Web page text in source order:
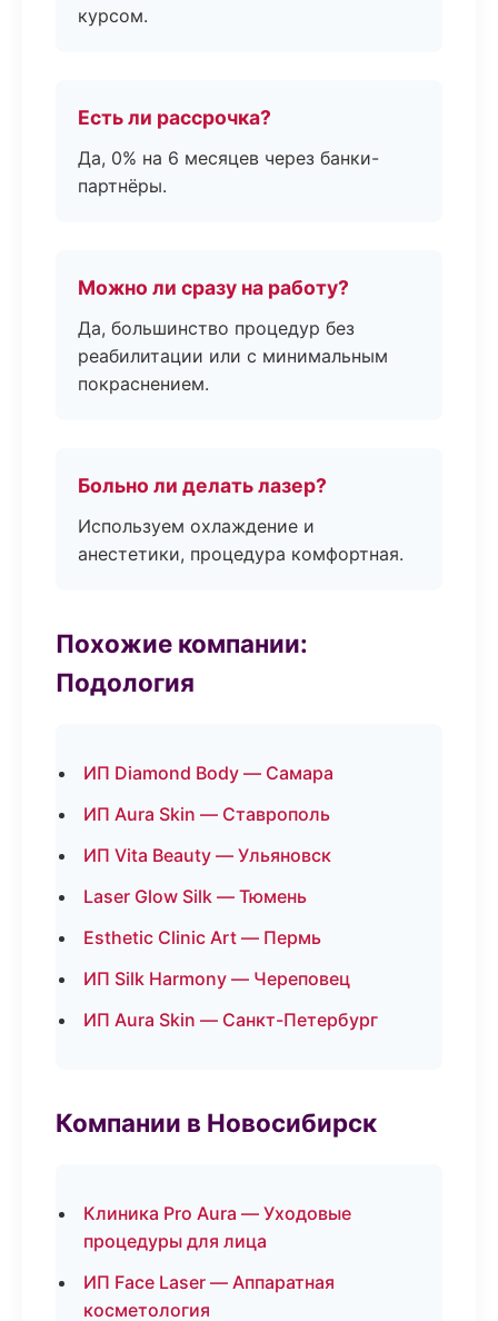
курсом.
Есть ли рассрочка?
Да, 0% на 6 месяцев через банки-
партнёры.
Можно ли сразу на работу?
Да, большинство процедур без
реабилитации или с минимальным
покраснением.
Больно ли делать лазер?
Используем охлаждение и
анестетики, процедура комфортная.
Похожие компании:
Подология
ИП Diamond Body — Самара
ИП Aura Skin — Ставрополь
ИП Vita Beauty — Ульяновск
Laser Glow Silk — Тюмень
Esthetic Clinic Art — Пермь
ИП Silk Harmony — Череповец
ИП Aura Skin — Санкт-Петербург
Компании в Новосибирск
Клиника Pro Aura — Уходовые
процедуры для лица
ИП Face Laser — Аппаратная
косметология